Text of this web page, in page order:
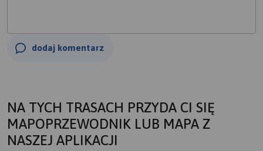
dodaj komentarz
NA TYCH TRASACH PRZYDA CI SIĘ
MAPOPRZEWODNIK LUB MAPA Z
NASZEJ APLIKACJI